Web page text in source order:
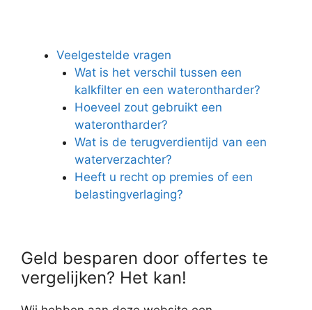
Veelgestelde vragen
Wat is het verschil tussen een
kalkfilter en een waterontharder?
Hoeveel zout gebruikt een
waterontharder?
Wat is de terugverdientijd van een
waterverzachter?
Heeft u recht op premies of een
belastingverlaging?
Geld besparen door offertes te
vergelijken? Het kan!